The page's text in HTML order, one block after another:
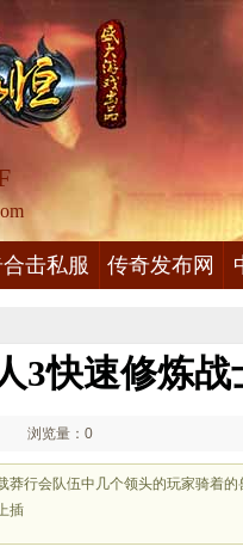
击私服 传奇发布网
3快速修炼战
浏览量：0
莽行会队伍中几个领头的玩家骑着
插